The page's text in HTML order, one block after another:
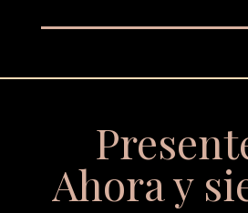
Ahora y